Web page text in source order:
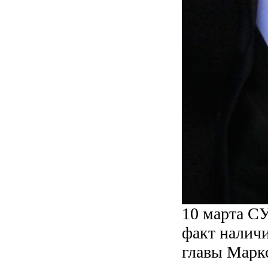
10 марта
факт
главы